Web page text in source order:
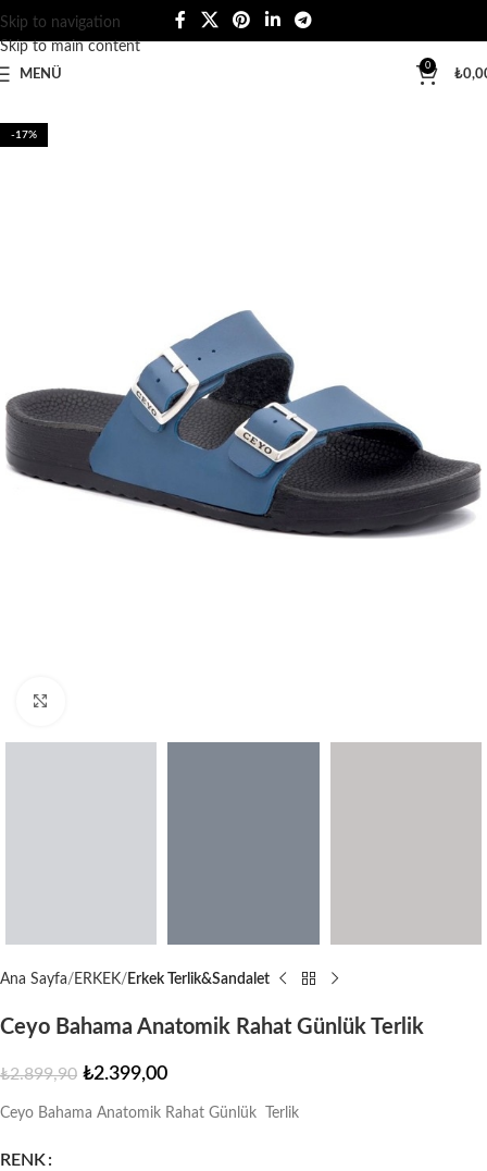
Skip to navigation
Skip to main content
MENÜ
0
₺
-17%
Ana Sayfa ERKEK Erkek Terlik&Sandalet
Ceyo Bahama Anatomik Rahat Günlük Terlik
₺2.899,90 ₺2.399,00
Ceyo Bahama Anatomik Rahat Günlük Terlik
RENK